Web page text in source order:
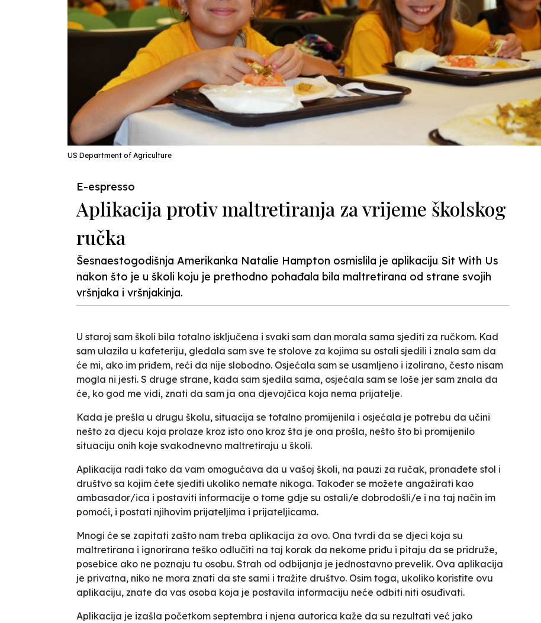
US Department of Agriculture
E-espresso
Aplikacija protiv maltretiranja za vrijeme školskog
ručka
Šesnaestogodišnja Amerikanka Natalie Hampton osmislila je aplikaciju Sit With Us
nakon što je u školi koju je prethodno pohađala bila maltretirana od strane svojih
vršnjaka i vršnjakinja.
U staroj sam školi bila totalno isključena i svaki sam dan morala sama sjediti za ručkom. Kad
sam ulazila u kafeteriju, gledala sam sve te stolove za kojima su ostali sjedili i znala sam da
će mi, ako im priđem, reći da nije slobodno. Osjećala sam se usamljeno i izolirano, često nisam
mogla ni jesti. S druge strane, kada sam sjedila sama, osjećala sam se loše jer sam znala da
će, ko god me vidi, znati da sam ja ona djevojčica koja nema prijatelje.
Kada je prešla u drugu školu, situacija se totalno promijenila i osjećala je potrebu da učini
nešto za djecu koja prolaze kroz isto ono kroz šta je ona prošla, nešto što bi promijenilo
situaciju onih koje svakodnevno maltretiraju u školi.
Aplikacija radi tako da vam omogućava da u vašoj školi, na pauzi za ručak, pronađete stol i
društvo sa kojim ćete sjediti ukoliko nemate nikoga. Također se možete angažirati kao
ambasador/ica i postaviti informacije o tome gdje su ostali/e dobrodošli/e i na taj način im
pomoći, i postati njihovim prijateljima i prijateljicama.
Mnogi će se zapitati zašto nam treba aplikacija za ovo. Ona tvrdi da se djeci koja su
maltretirana i ignorirana teško odlučiti na taj korak da nekome priđu i pitaju da se pridruže,
posebice ako ne poznaju tu osobu. Strah od odbijanja je jednostavno prevelik. Ova aplikacija
je privatna, niko ne mora znati da ste sami i tražite društvo. Osim toga, ukoliko koristite ovu
aplikaciju, znate da vas osoba koja je postavila informaciju neće odbiti niti osuđivati.
Aplikacija je izašla početkom septembra i njena autorica kaže da su rezultati već jako